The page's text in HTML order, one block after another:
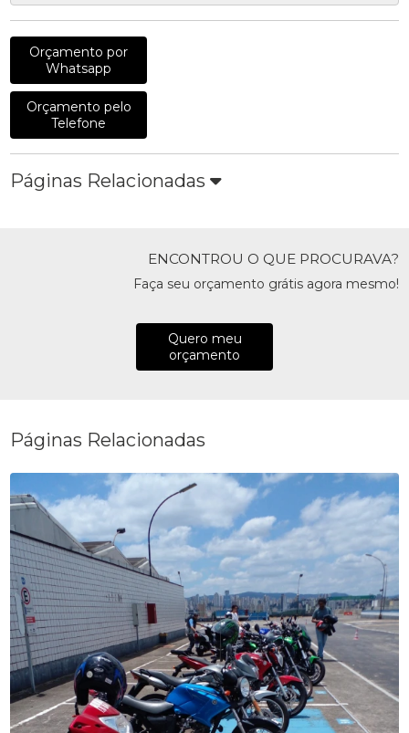
Orçamento por
Whatsapp
Orçamento pelo
Telefone
Páginas Relacionadas
ENCONTROU O QUE PROCURAVA?
Faça seu orçamento grátis agora mesmo!
Quero meu
orçamento
Páginas Relacionadas